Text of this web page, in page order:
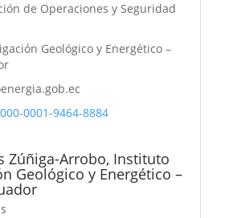
de Operaciones y Seguridad
Geológico y Energético –
0001-9464-8884
Zúñiga-Arrobo, Instituto
Geológico y Energético –